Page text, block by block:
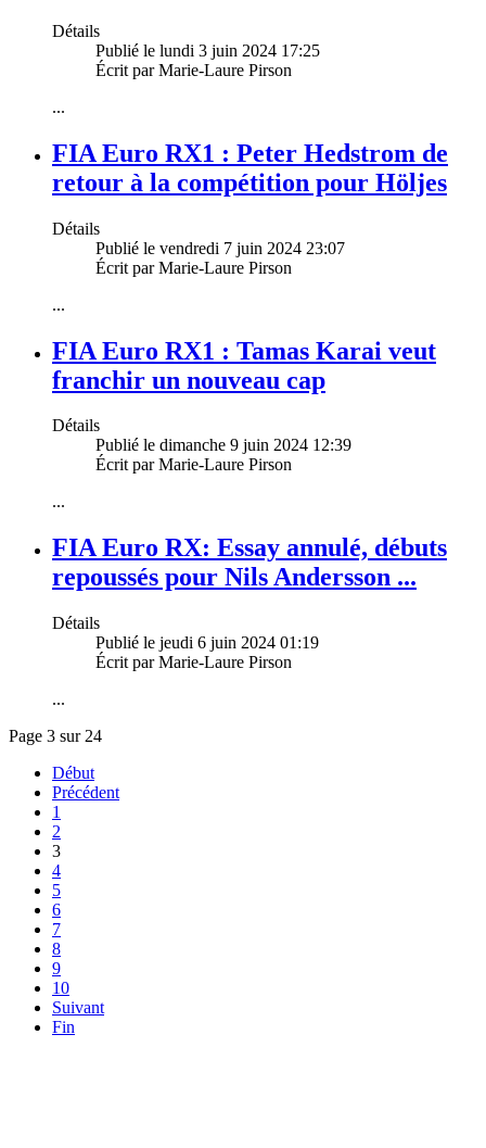
Détails
Publié le lundi 3 juin 2024 17:25
Écrit par Marie-Laure Pirson
...
FIA Euro RX1 : Peter Hedstrom de
retour à la compétition pour Höljes
Détails
Publié le vendredi 7 juin 2024 23:07
Écrit par Marie-Laure Pirson
...
FIA Euro RX1 : Tamas Karai veut
franchir un nouveau cap
Détails
Publié le dimanche 9 juin 2024 12:39
Écrit par Marie-Laure Pirson
...
FIA Euro RX: Essay annulé, débuts
repoussés pour Nils Andersson ...
Détails
Publié le jeudi 6 juin 2024 01:19
Écrit par Marie-Laure Pirson
...
Page 3 sur 24
Début
Précédent
1
2
3
4
5
6
7
8
9
10
Suivant
Fin